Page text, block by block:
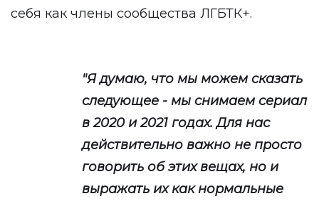
себя как члены сообщества ЛГБТК+.
"Я думаю, что мы можем сказать
следующее - мы снимаем сериал
в 2020 и 2021 годах. Для нас
действительно важно не просто
говорить об этих вещах, но и
выражать их как нормальные